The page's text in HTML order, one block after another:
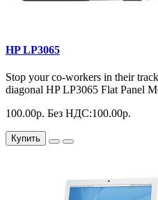
HP LP3065
Stop your co-workers in their
diagonal HP LP3065 Flat Panel
100.00р. Без НДС:100.00р.
Купить